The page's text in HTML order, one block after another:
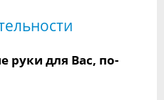
руки для Вас, по-